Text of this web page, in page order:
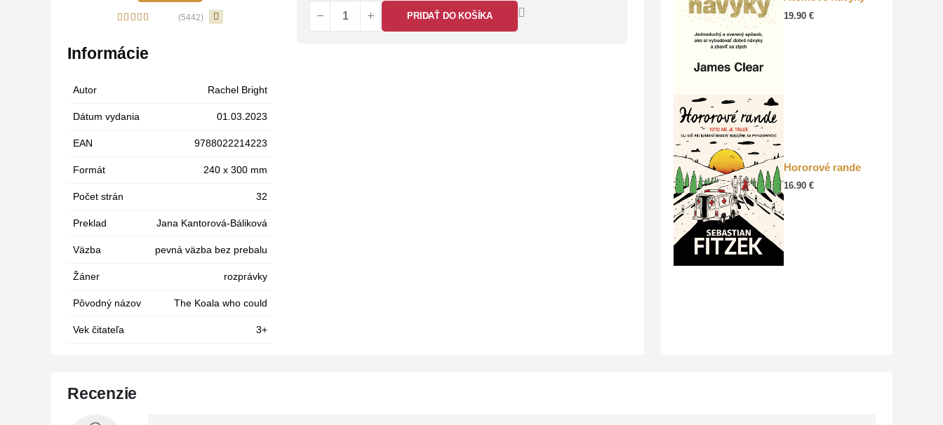
(5442)
Informácie
Autor Rachel Bright
Dátum vydania 01.03.2023
EAN 9788022214223
Formát 240 x 300 mm
Počet strán 32
Preklad Jana Kantorová-Báliková
Väzba pevná väzba bez prebalu
Žáner rozprávky
Pôvodný názov The Koala who could
Vek čitateľa 3+
PRIDAŤ DO KOŠÍKA 19.90 €
Hororové rande
16.90 €
Recenzie